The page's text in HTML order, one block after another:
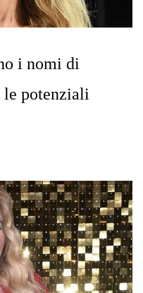
i nomi di
potenziali